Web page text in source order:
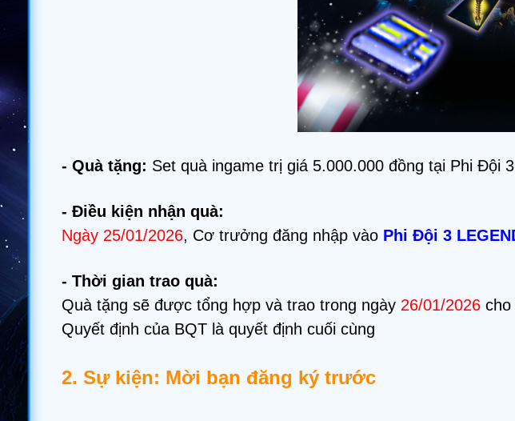
- Quà tặng: Set quà ingame trị giá 5.000.000 đồng tại Phi Đội
- Điều kiện nhận quà:
Ngày 25/01/2026, Cơ trưởng đăng nhập vào Phi Đội 3
- Thời gian trao quà:
Quà tặng sẽ được tổng hợp và trao trong ngày26/01/2026cho
Quyết định của BQT là quyết định cuối cùng
2. Sự kiện: Mời bạn đăng ký trước